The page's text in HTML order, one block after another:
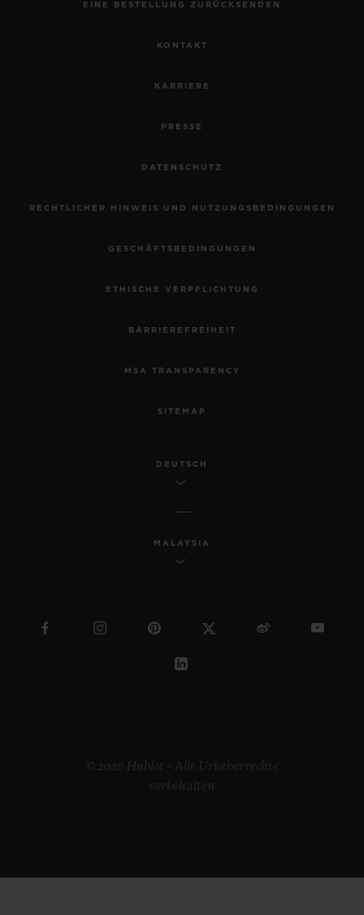
EINE BESTELLUNG ZURÜCKSENDEN
KONTAKT
KARRIERE
PRESSE
DATENSCHUTZ
RECHTLICHER HINWEIS UND NUTZUNGSBEDINGUNGEN
GESCHÄFTSBEDINGUNGEN
ETHISCHE VERPFLICHTUNG
BARRIEREFREIHEIT
MSA TRANSPARENCY
SITEMAP
DEUTSCH
MALAYSIA
© 2026 Hublot – Alle Urheberrechte
vorbehalten